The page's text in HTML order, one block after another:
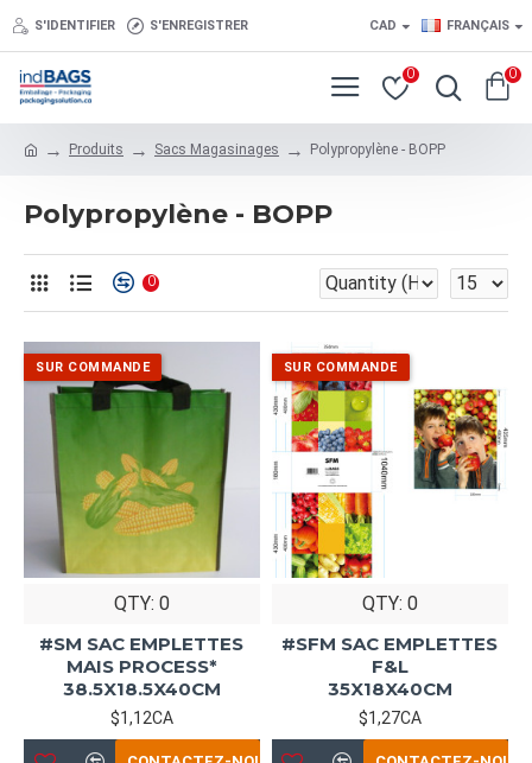
S'IDENTIFIER S'ENREGISTRER CAD FRANÇAIS
0 0
Produits Sacs Magasinages Polypropylène - BOPP
Polypropylène - BOPP
0
QTY: 0
#SM SAC EMPLETTES
MAIS PROCESS*
38.5X18.5X40CM
$1,12CA
QTY: 0
#SFM SAC EMPLETTES
F&L
35X18X40CM
$1,27CA